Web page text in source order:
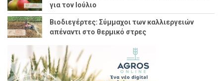
για τον Ιούλιο
Βιοδιεγέρτες: Σύμμαχοι των καλλιεργειών
απέναντι στο θερμικό στρες